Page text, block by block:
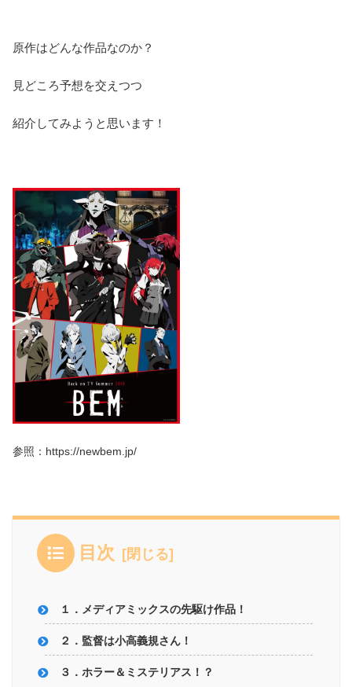
原作はどんな作品なのか？
見どころ予想を交えつつ
紹介してみようと思います！
参照：https://newbem.jp/
目次
１．メディアミックスの先駆け作品！
２．監督は小高義規さん！
３．ホラー＆ミステリアス！？